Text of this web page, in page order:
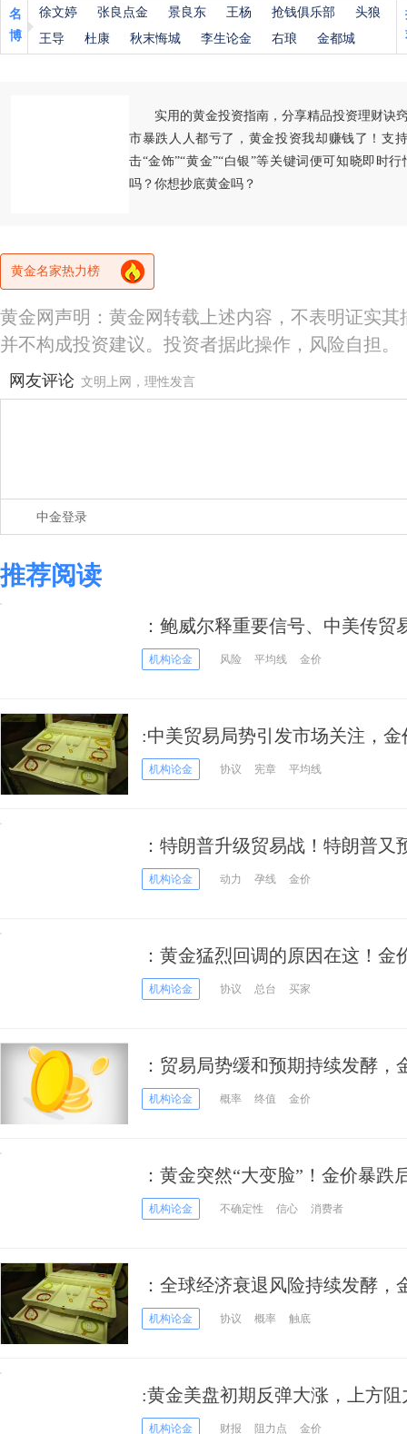
名
博
徐文婷 张良点金 景良东 王杨 抢钱俱乐部
头狼
王导
杜康 秋末悔城 李生论金 右琅 金都城
实用的黄金投资指南，分享精品投资理财诀
市暴跌人人都亏了，黄金投资我却赚钱了！支
击“金饰”“黄金”“白银”等关键词便可知晓即时
吗？你想抄底黄金吗？
黄金名家热力榜
黄金网声明：黄金网转载上述内容，不表明证实
并不构成投资建议。投资者据此操作，风险自担。
网友评论 文明上网，理性发言
中金登录
推荐阅读
：鲍威尔释重要信号、中美传贸
66美元
机构论金 风险 平均线 金价
:中美贸易局势引发市场关注，
机构论金 协议 宪章 平均线
：特朗普升级贸易战！特朗普又
机构论金 动力 孕线 金价
：黄金猛烈回调的原因在这！金
谈判大消息
机构论金 协议 总台 买家
：贸易局势缓和预期持续发酵
势机构论金 概率 终值 金价
：黄金突然“大变脸”！金价暴跌
机构论金 不确定性 信心 消费者
：全球经济衰退风险持续发酵
高机构论金 协议 概率 触底
:黄金美盘初期反弹大涨，上方
机构论金 财报 阻力点 金价